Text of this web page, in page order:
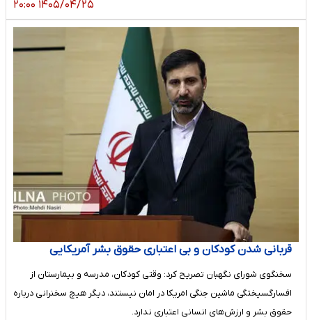
۱۴۰۵/۰۴/۲۵ ۲۰:۰۰
قربانی شدن کودکان و بی اعتباری حقوق بشر آمریکایی
سخنگوی شورای نگهبان تصریح کرد: وقتی کودکان، مدرسه و بیمارستان از
افسارگسیختگی ماشین جنگی امریکا در امان نیستند، دیگر هیچ سخنرانی درباره
حقوق بشر و ارزش‌های انسانی اعتباری ندارد.